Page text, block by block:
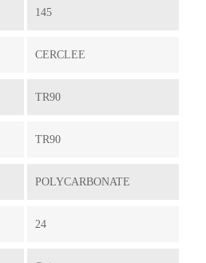
145
CERCLEE
TR90
TR90
POLYCARBONATE
24